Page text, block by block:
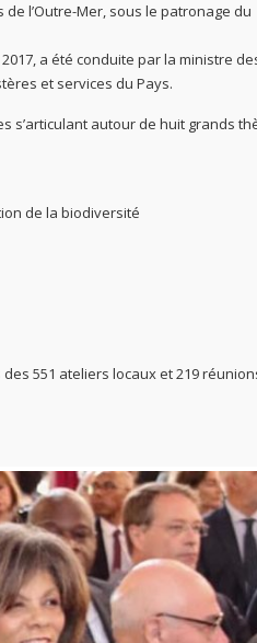
l’Outre-Mer, sous le patronage du
a été conduite par la ministre
et services du Pays.
autour de huit grands
de la biodiversité
551 ateliers locaux et 219